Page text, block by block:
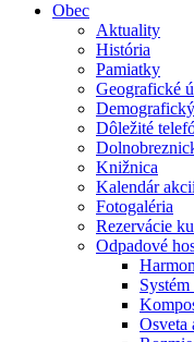
Obec
Aktuality
História
Pamiatky
Geografické
Dôležité
Knižnica
Kalendár
Fotogaléria
Rezervácie
Odpadové
Osveta